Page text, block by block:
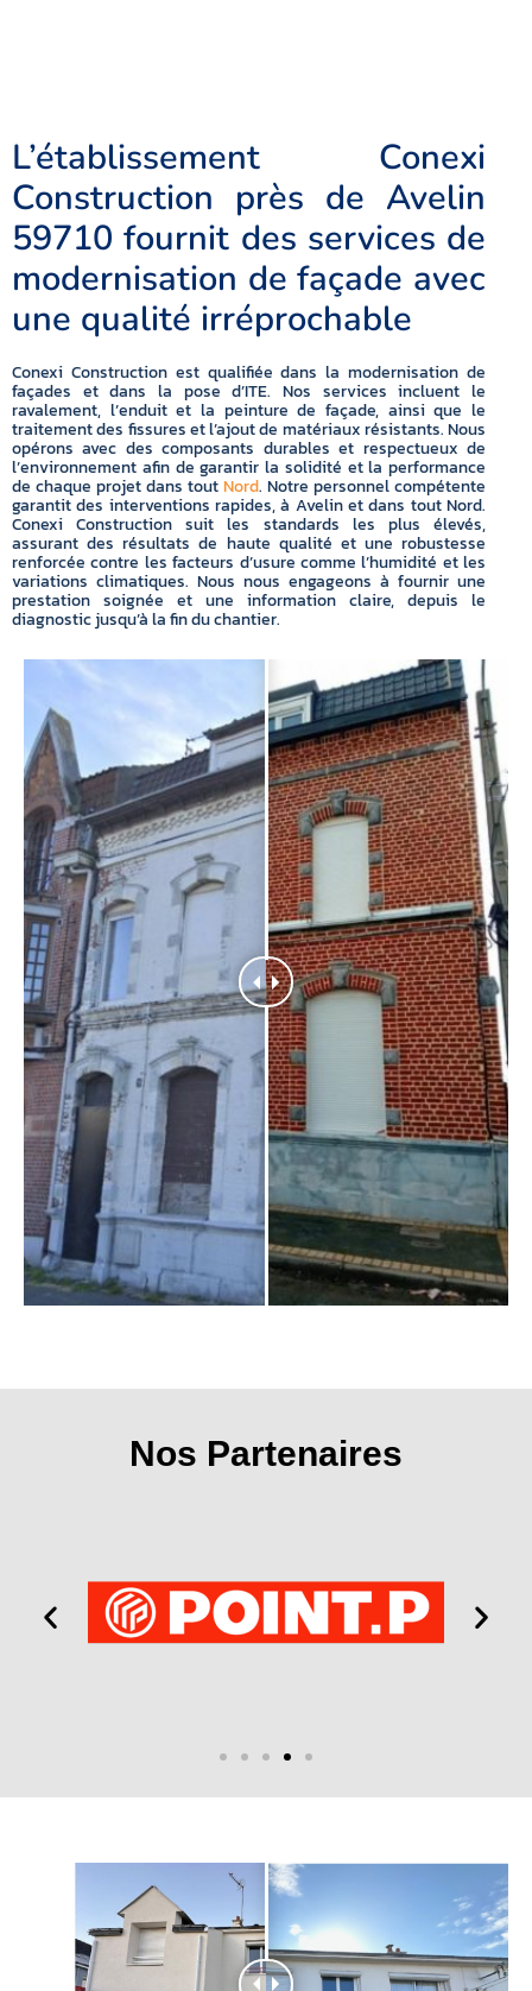
L’établissement Conexi
Construction près de Avelin
59710 fournit des services de
modernisation de façade avec
une qualité irréprochable
Conexi Construction est qualifiée dans la modernisation de
façades et dans la pose d’ITE. Nos services incluent le
ravalement, l’enduit et la peinture de façade, ainsi que le
traitement des fissures et l’ajout de matériaux résistants. Nous
opérons avec des composants durables et respectueux de
l’environnement afin de garantir la solidité et la performance
de chaque projet dans toutNord. Notre personnel compétente
garantit des interventions rapides, à Avelin et dans tout Nord.
Conexi Construction suit les standards les plus élevés,
assurant des résultats de haute qualité et une robustesse
renforcée contre les facteurs d’usure comme l’humidité et les
variations climatiques. Nous nous engageons à fournir une
prestation soignée et une information claire, depuis le
diagnostic jusqu’à la fin du chantier.
Nos Partenaires